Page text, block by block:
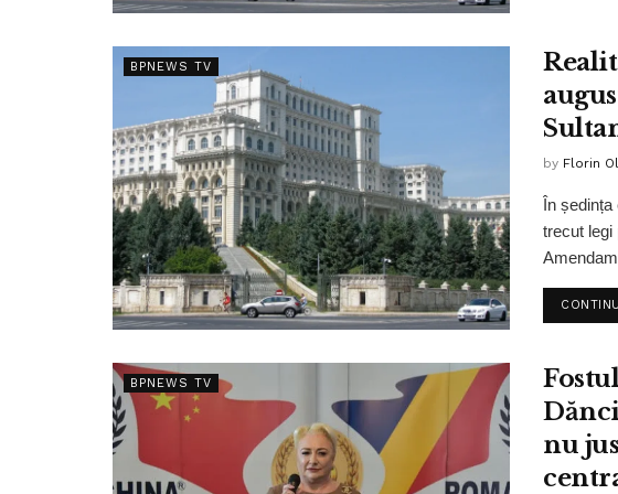
BPNEWS TV
by Florin
În
trecut legi
BPNEWS TV
nu